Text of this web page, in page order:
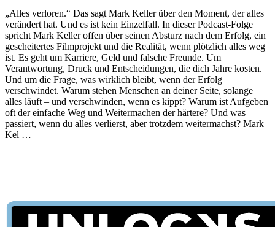
„Alles verloren.“ Das sagt Mark Keller über den Moment, der alles
verändert hat. Und es ist kein Einzelfall. In dieser Podcast-Folge
spricht Mark Keller offen über seinen Absturz nach dem Erfolg, ein
gescheitertes Filmprojekt und die Realität, wenn plötzlich alles weg
ist. Es geht um Karriere, Geld und falsche Freunde. Um
Verantwortung, Druck und Entscheidungen, die dich Jahre kosten.
Und um die Frage, was wirklich bleibt, wenn der Erfolg
verschwindet. Warum stehen Menschen an deiner Seite, solange
alles läuft – und verschwinden, wenn es kippt? Warum ist Aufgeben
oft der einfache Weg und Weitermachen der härtere? Und was
passiert, wenn du alles verlierst, aber trotzdem weitermachst? Mark
Kel …